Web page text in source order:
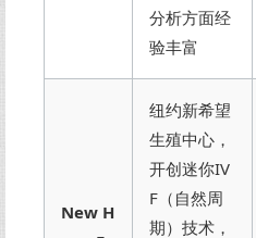
分析方面经
验丰富
New H
纽约新希望
生殖中心，
开创迷你IV
F（自然周
期）技术，